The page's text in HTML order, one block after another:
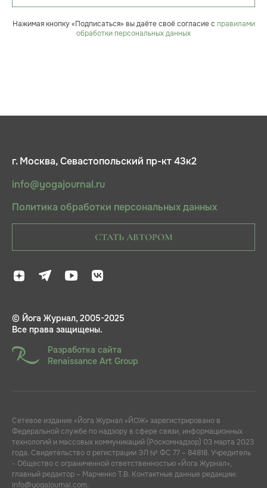
Нажимая кнопку «Подписаться» вы даёте своё согласие с правилами
обработки персональных данных
г. Москва, Севастопольский пр-кт 43к2
info@yogajournal.ru
Политика обработки персональных данных
СТАТЬ АВТОРОМ
© Йога Журнал, 2005-2025
Все права защищены.
Разработка сайта
Renaissance Art Group
Сетевое издание «Йога Журнал «ЙОЖ» зарегистрировано в
Федеральной службе по надзору в сфере связи, информационных
технологий и массовых коммуникаций (Роскомнадзор) 03 марта 2023
года. Свидетельство о регистрации ЭЛ № ФС 77 – 84818. Учредитель
- Общество с ограниченной ответственностью «Йога Журнал»,
главный редактор – Марченко Т.В. Контактные данные редакции:
info@yogajournal.com.